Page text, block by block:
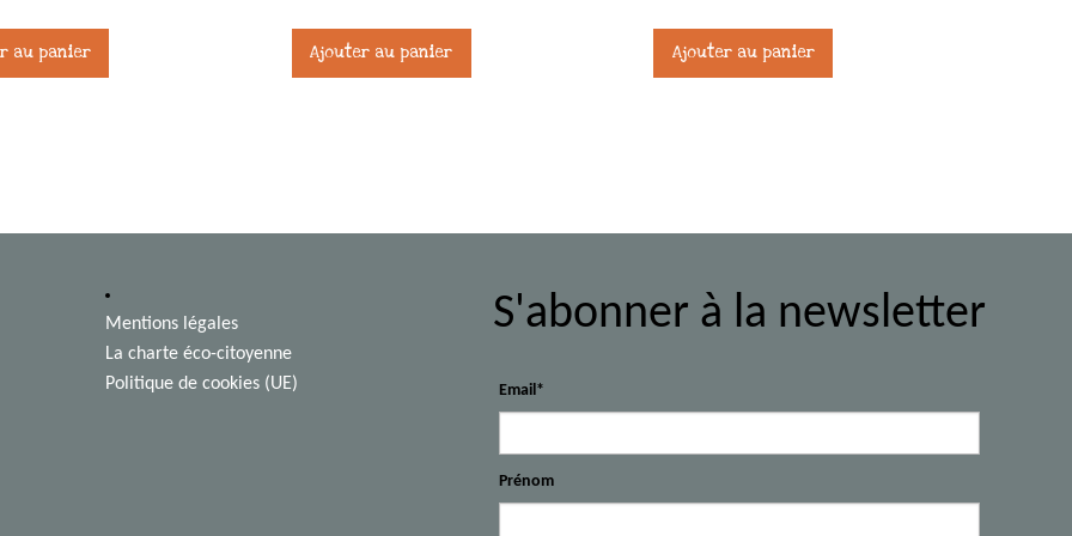
au panier Ajouter au panier Ajouter au panier
Mentions légales
La charte éco-citoyenne
Politique de cookies (UE)
S'abonner à la newsletter
Email*
Prénom